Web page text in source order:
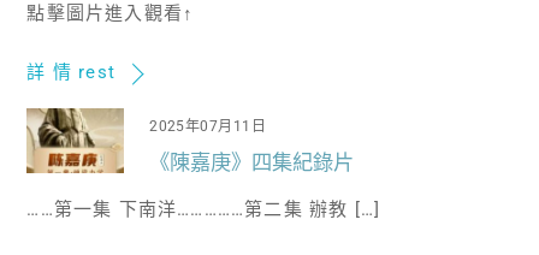
點擊圖片進入觀看↑
詳 情 rest
2025年07月11日
《陳嘉庚》四集紀錄片
……第一集 下南洋……………第二集 辦教 […]